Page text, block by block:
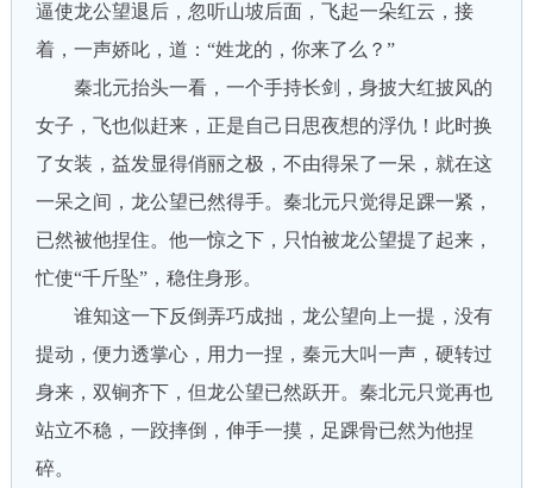
逼使龙公望退后，忽听山坡后面，飞起一朵红云，接
着，一声娇叱，道：“姓龙的，你来了么？”
秦北元抬头一看，一个手持长剑，身披大红披风的
女子，飞也似赶来，正是自己日思夜想的浮仇！此时换
了女装，益发显得俏丽之极，不由得呆了一呆，就在这
一呆之间，龙公望已然得手。秦北元只觉得足踝一紧，
已然被他捏住。他一惊之下，只怕被龙公望提了起来，
忙使“千斤坠”，稳住身形。
谁知这一下反倒弄巧成拙，龙公望向上一提，没有
提动，便力透掌心，用力一捏，秦元大叫一声，硬转过
身来，双锏齐下，但龙公望已然跃开。秦北元只觉再也
站立不稳，一跤摔倒，伸手一摸，足踝骨已然为他捏
碎。